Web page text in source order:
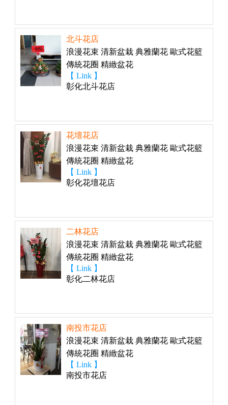
北斗花店
浪漫花束 清新盆栽 典雅蘭花 歐式花籃
傳統花圈 精緻盆花
【 Link 】
彰化北斗花店
花壇花店
浪漫花束 清新盆栽 典雅蘭花 歐式花籃
傳統花圈 精緻盆花
【 Link 】
彰化花壇花店
二林花店
浪漫花束 清新盆栽 典雅蘭花 歐式花籃
傳統花圈 精緻盆花
【 Link 】
彰化二林花店
南投市花店
浪漫花束 清新盆栽 典雅蘭花 歐式花籃
傳統花圈 精緻盆花
【 Link 】
南投市花店